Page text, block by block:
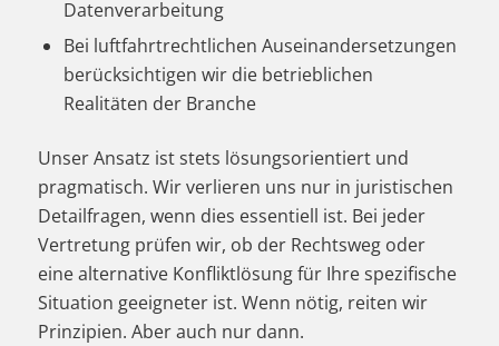
Datenverarbeitung
Bei luftfahrtrechtlichen Auseinandersetzungen
berücksichtigen wir die betrieblichen
Realitäten der Branche
Unser Ansatz ist stets lösungsorientiert und
pragmatisch. Wir verlieren uns nur in juristischen
Detailfragen, wenn dies essentiell ist. Bei jeder
Vertretung prüfen wir, ob der Rechtsweg oder
eine alternative Konfliktlösung für Ihre spezifische
Situation geeigneter ist. Wenn nötig, reiten wir
Prinzipien. Aber auch nur dann.